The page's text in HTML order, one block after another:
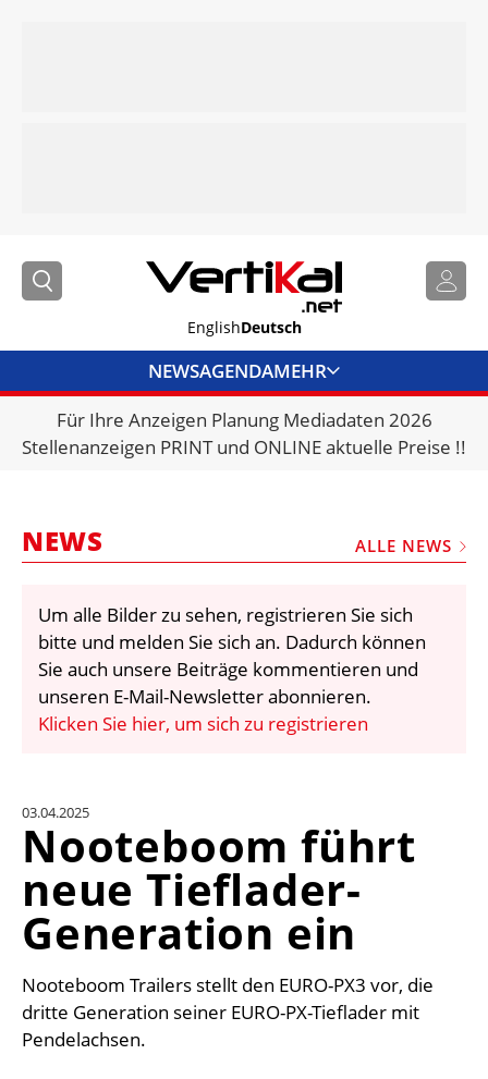
EnglishDeutsch
NEWSAGENDAMEHR
BRANCHENLINKS
VERMIETER
VIDEOS
BIBLIOTHEK
KRAN & BÜHNE
EINHEITENKONVERTER
KONTAKT
Für Ihre Anzeigen Planung Mediadaten 2026
Stellenanzeigen PRINT und ONLINE aktuelle Preise !!
NEWS ALLE NEWS
Um alle Bilder zu sehen, registrieren Sie sich
bitte und melden Sie sich an. Dadurch können
Sie auch unsere Beiträge kommentieren und
unseren E-Mail-Newsletter abonnieren.
Klicken Sie hier, um sich zu registrieren
03.04.2025
Nooteboom führt
neue Tieflader-
Generation ein
Nooteboom Trailers stellt den EURO-PX3 vor, die
dritte Generation seiner EURO-PX-Tieflader mit
Pendelachsen.